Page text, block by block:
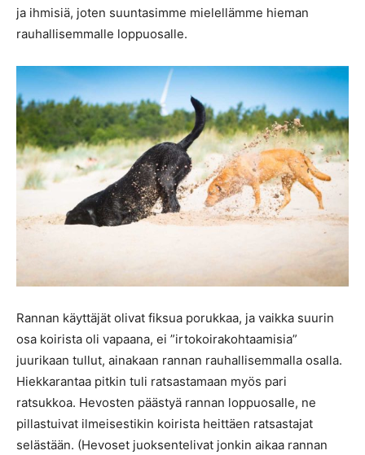
ja ihmisiä, joten suuntasimme mielellämme hieman
rauhallisemmalle loppuosalle.
Rannan käyttäjät olivat fiksua porukkaa, ja vaikka suurin
osa koirista oli vapaana, ei ”irtokoirakohtaamisia”
juurikaan tullut, ainakaan rannan rauhallisemmalla osalla.
Hiekkarantaa pitkin tuli ratsastamaan myös pari
ratsukkoa. Hevosten päästyä rannan loppuosalle, ne
pillastuivat ilmeisestikin koirista heittäen ratsastajat
selästään. (Hevoset juoksentelivat jonkin aikaa rannan